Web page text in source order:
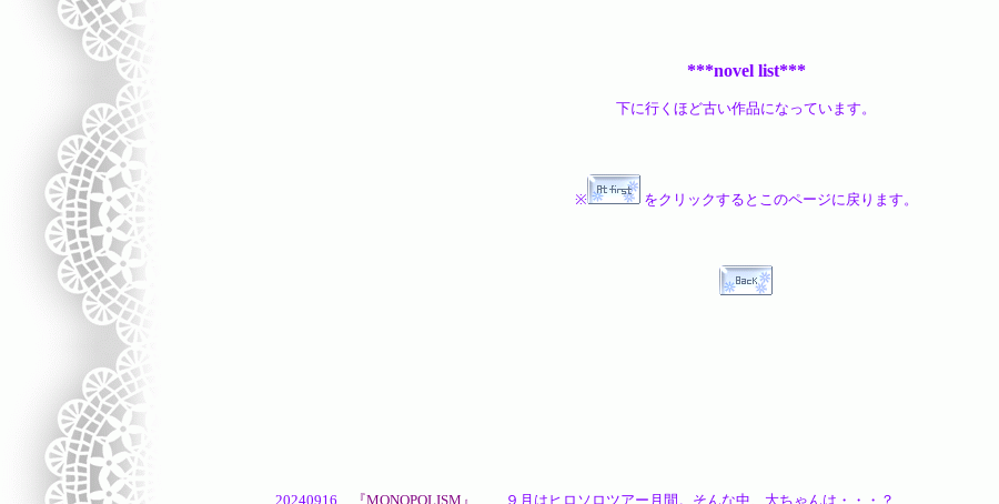
***novel list***
下に行くほど古い作品になっています。
※ をクリックするとこのページに戻ります。
20240916 『MONOPOLISM』 ９月はヒロソロツアー月間。そんな中、大ちゃんは・・・？